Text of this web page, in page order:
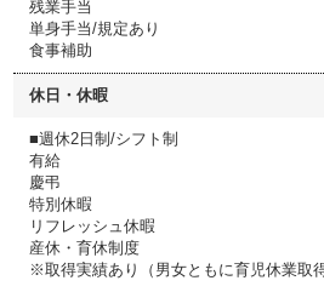
残業手当
単身手当/規定あり
食事補助
休日・休暇
■週休2日制/シフト制
有給
慶弔
特別休暇
リフレッシュ休暇
産休・育休制度
※取得実績あり（男女ともに育児休業取